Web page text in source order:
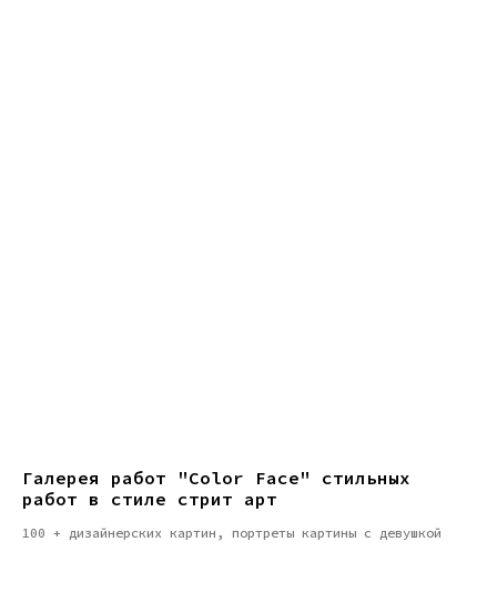
Галерея работ "Color Face" стильных
работ в стиле стрит арт
100 + дизайнерских картин, портреты картины с девушкой